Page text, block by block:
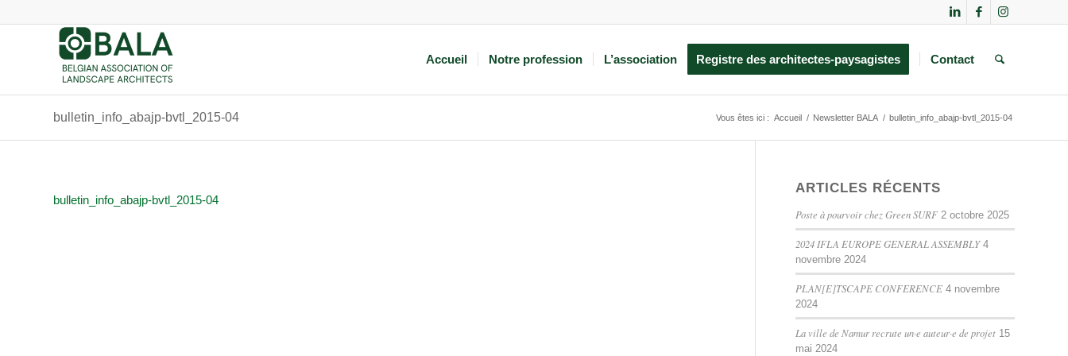
Accueil Notre profession L’association Registre des architectes-paysagistes Contact
bulletin_info_abajp-bvtl_2015-04 Vous êtes ici : Accueil / Newsletter BALA / bulletin_info_abajp-bvtl_2015-04
bulletin_info_abajp-bvtl_2015-04
ARTICLES RÉCENTS
Poste à pourvoir chez Green SURF 2 octobre 2025
2024 IFLA EUROPE GENERAL ASSEMBLY 4
novembre 2024
PLAN[E]TSCAPE CONFERENCE 4 novembre
2024
La ville de Namur recrute un·e auteur·e de projet 15
mai 2024